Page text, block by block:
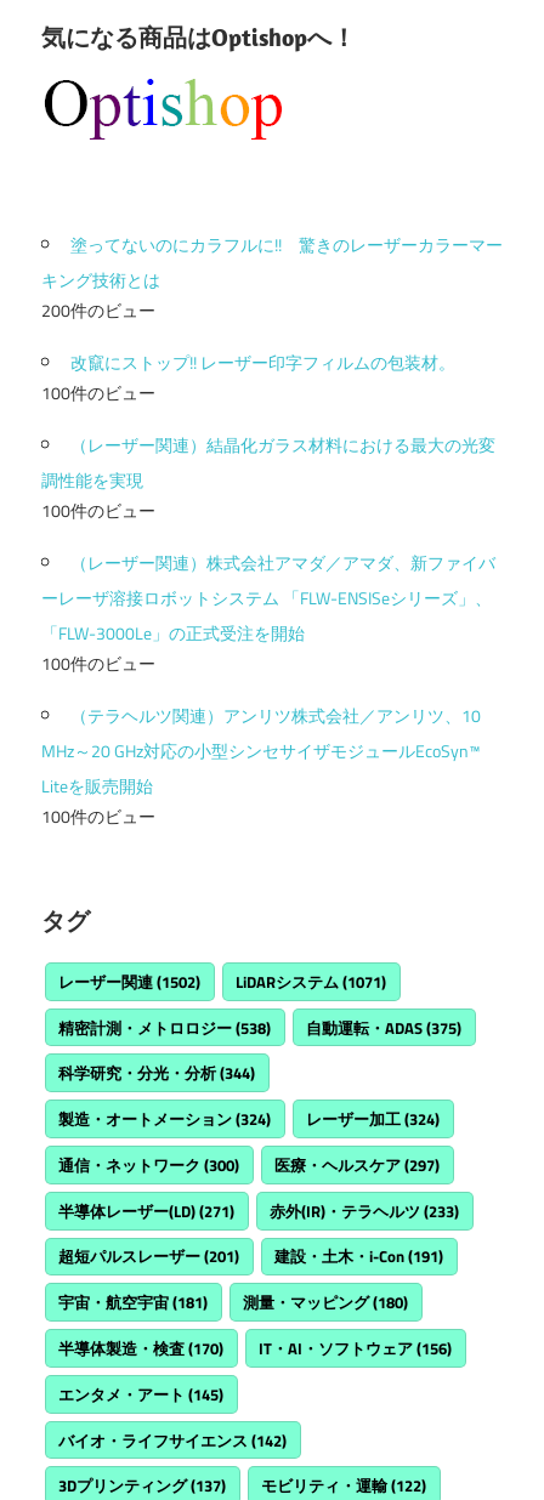
気になる商品はOptishopへ！
塗ってないのにカラフルに!! 驚きのレーザーカラーマー
キング技術とは
200件のビュー
改竄にストップ!! レーザー印字フィルムの包装材。
100件のビュー
（レーザー関連）結晶化ガラス材料における最大の光変
調性能を実現
100件のビュー
（レーザー関連）株式会社アマダ／アマダ、新ファイバ
ーレーザ溶接ロボットシステム 「FLW-ENSISeシリーズ」、
「FLW-3000Le」の正式受注を開始
100件のビュー
（テラヘルツ関連）アンリツ株式会社／アンリツ、10
MHz～20 GHz対応の小型シンセサイザモジュールEcoSyn™
Liteを販売開始
100件のビュー
タグ
レーザー関連(1502) LiDARシステム(1071)
精密計測・メトロロジー(538) 自動運転・ADAS(375)
科学研究・分光・分析(344)
製造・オートメーション(324) レーザー加工(324)
通信・ネットワーク (300) 医療・ヘルスケア(297)
半導体レーザー(LD)(271) 赤外(IR)・テラヘルツ (233)
超短パルスレーザー(201) 建設・土木・i-Con(191)
宇宙・航空宇宙(181) 測量・マッピング(180)
半導体製造・検査(170) IT・AI・ソフトウェア(156)
エンタメ・アート (145)
バイオ・ライフサイエンス (142)
3Dプリンティング(137) モビリティ・運輸(122)